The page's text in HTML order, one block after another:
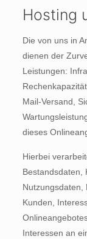
Hosting
Die von uns in
dienen der
Leistungen:
Mail-Versand,
dieses
Hierbei
Bestandsdaten,
Nutzungsdaten,
Kunden,
Interessen an